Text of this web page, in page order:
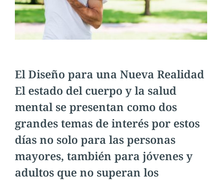
El Diseño para una Nueva Realidad
El estado del cuerpo y la salud
mental se presentan como dos
grandes temas de interés por estos
días no solo para las personas
mayores, también para jóvenes y
adultos que no superan los